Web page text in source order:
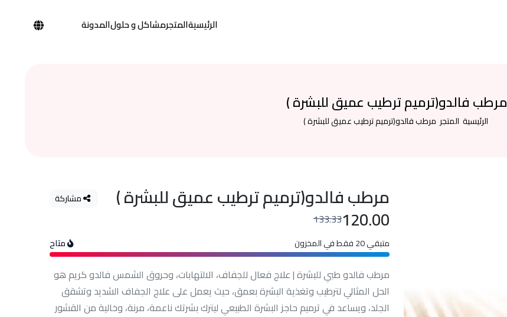
الرئيسيةالمتجرمشاكل و حلولالمدونة
مرطب فالدو(ترميم ترطيب عميق للبشرة )
الرئيسية المتجر مرطب فالدو(ترميم ترطيب عميق للبشرة )
مرطب فالدو(ترميم ترطيب عميق للبشرة ) مشاركة
120.00
133.33
متبقي 20 فقط في المخزون متاح
مرطب فالدو طبي للبشرة | علاج فعال للجفاف، الالتهابات، وحروق الشمس فالدو كريم هو
الحل المثالي لترطيب وتغذية البشرة بعمق، حيث يعمل على علاج الجفاف الشديد وتشقق
الجلد، ويساعد في ترميم حاجز البشرة الطبيعي ليترك بشرتك ناعمة، مرنة، وخالية من القشور